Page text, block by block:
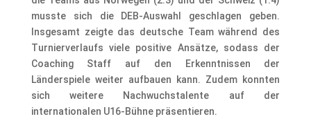
musste sich die DEB-Auswahl geschlagen geben.
Insgesamt zeigte das deutsche Team während des
Turnierverlaufs viele positive Ansätze, sodass der
Coaching Staff auf den Erkenntnissen der
Länderspiele weiter aufbauen kann. Zudem konnten
sich weitere Nachwuchstalente auf der
internationalen U16-Bühne präsentieren.